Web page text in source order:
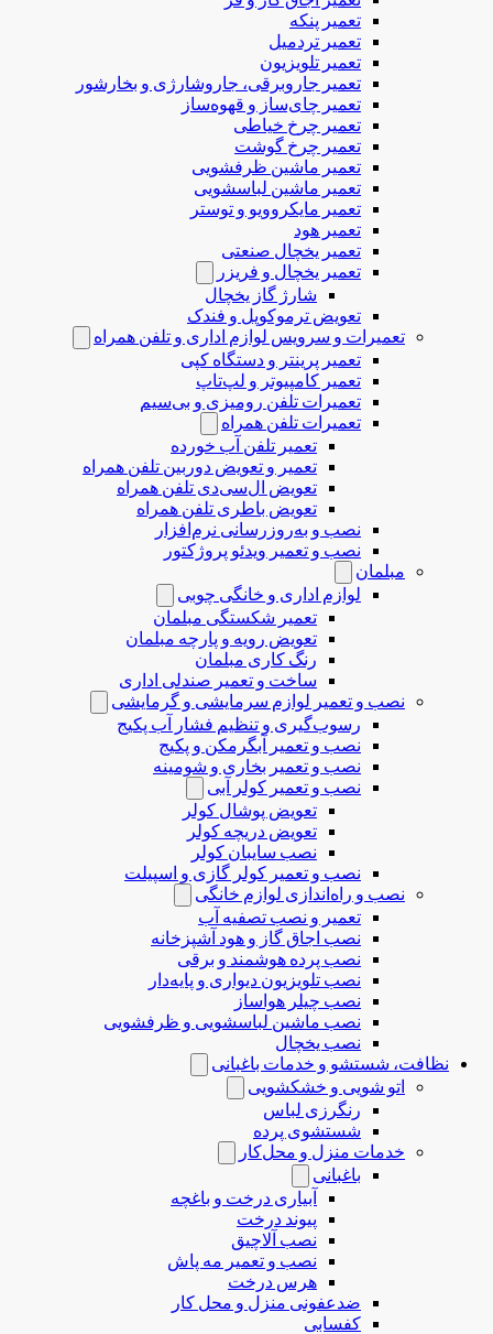
تعمیر پنکه
تعمیر تردمیل
تعمیر تلویزیون
تعمیر جاروبرقی، جاروشارژی و بخارشور
تعمیر چای‌ساز و قهوه‌ساز
تعمیر چرخ خیاطی
تعمیر چرخ گوشت
تعمیر ماشین ظرفشویی
تعمیر ماشین لباسشویی
تعمیر مایکروویو و توستر
تعمیر هود
تعمیر یخچال صنعتی
تعمیر یخچال و فریزر
شارژ گاز یخچال
تعویض ترموکوپل و فندک
تعمیرات و سرویس لوازم اداری و تلفن همراه
تعمیر پرینتر و دستگاه کپی
تعمیر کامپیوتر و لپ‌تاپ
تعمیرات تلفن رومیزی و بی‌سیم
تعمیرات تلفن همراه
تعمیر تلفن آب خورده
تعمیر و تعویض دوربین تلفن همراه
تعویض ال‌سی‌دی تلفن همراه
تعویض باطری تلفن همراه
نصب و به‌روزرسانی نرم‌افزار
نصب و تعمیر ویدئو پروژکتور
مبلمان
لوازم اداری و خانگی چوبی
تعمیر شکستگی مبلمان
تعویض رویه و پارچه مبلمان
رنگ کاری مبلمان
ساخت و تعمیر صندلی اداری
نصب و تعمیر لوازم سرمایشی و گرمایشی
رسوب‌گیری و تنظیم فشار آب پکیج
نصب و تعمیر آبگرمکن و پکیج
نصب و تعمیر بخاری و شومینه
نصب و تعمیر کولر آبی
تعویض پوشال کولر
تعویض دریچه کولر
نصب سایبان کولر
نصب و تعمیر کولر گازی و اسپیلت
نصب و راه‌اندازی لوازم خانگی
تعمیر و نصب تصفیه آب
نصب اجاق گاز و هود آشپزخانه
نصب پرده هوشمند و برقی
نصب تلویزیون دیواری و پایه‌دار
نصب چیلر هواساز
نصب ماشین لباسشویی و ظرفشویی
نصب یخچال
نظافت، شستشو و خدمات باغبانی
اتو شویی و خشکشویی
رنگرزی لباس
شستشوی پرده
خدمات منزل و محل‌کار
باغبانی
آبیاری درخت و باغچه
پیوند درخت
نصب آلاچیق
نصب و تعمیر مه پاش
هرس درخت
ضدعفونی منزل و محل کار
کفسابی